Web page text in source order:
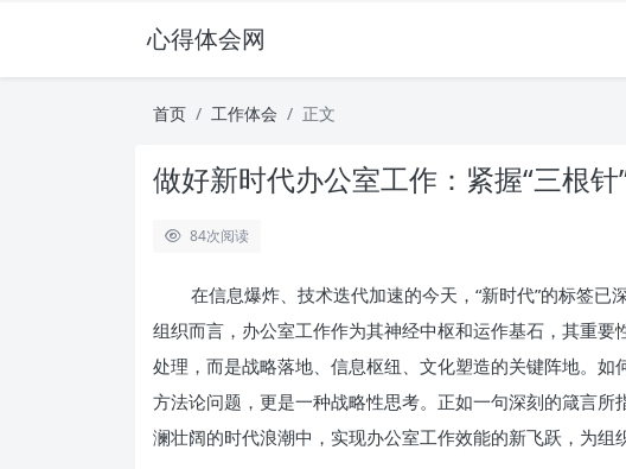
心得体会网
首页 工作体会 正文
做好新时代办公室工作：紧握“三根
84次阅读
在信息爆炸、技术迭代加速的今天，“新时代”的标签
组织而言，办公室工作作为其神经中枢和运作基石，其重
处理，而是战略落地、信息枢纽、文化塑造的关键阵地。如
方法论问题，更是一种战略性思考。正如一句深刻的箴言所
澜壮阔的时代浪潮中，实现办公室工作效能的新飞跃，为组